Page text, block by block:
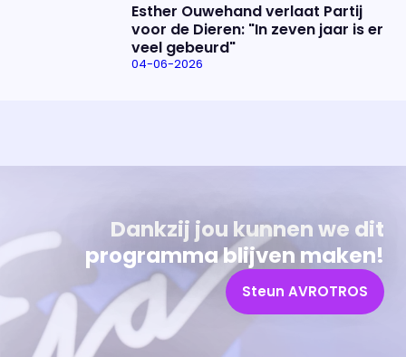
Esther Ouwehand verlaat Partij
voor de Dieren: "In zeven jaar is er
veel gebeurd"
04-06-2026
Dankzij jou kunnen we dit
programma blijven maken!
Steun AVROTROS